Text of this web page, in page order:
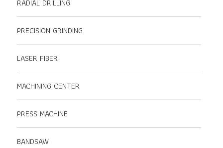
RADIAL DRILLING
PRECISION GRINDING
LASER FIBER
MACHINING CENTER
PRESS MACHINE
BANDSAW